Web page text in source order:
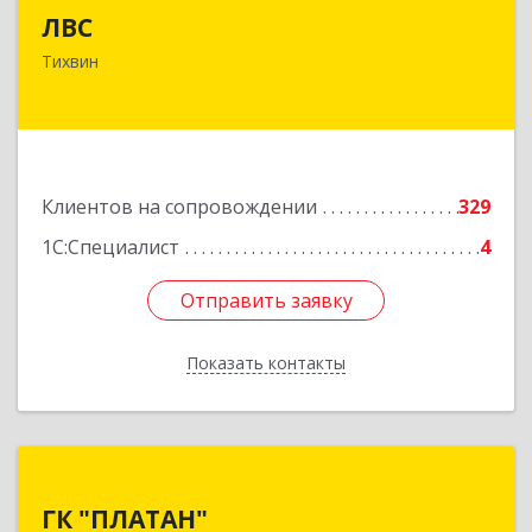
ЛВС
Тихвин
Клиентов на сопровождении
329
1С:Специалист
4
Отправить заявку
Показать контакты
Отправить заявку
Назад
ГК "ПЛАТАН"